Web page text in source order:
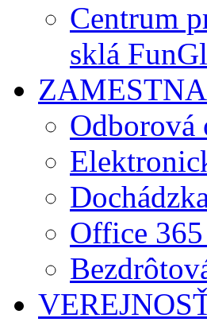
Centrum
sklá
Odborová
Office